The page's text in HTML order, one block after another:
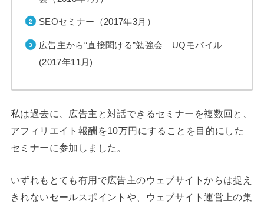
SEOセミナー（2017年3月）
広告主から“直接聞ける”勉強会 UQモバイル
(2017年11月)
私は過去に、広告主と対話できるセミナーを複数回と、
アフィリエイト報酬を10万円にすることを目的にした
セミナーに参加しました。
いずれもとても有用で広告主のウェブサイトからは捉え
きれないセールスポイントや、ウェブサイト運営上の集